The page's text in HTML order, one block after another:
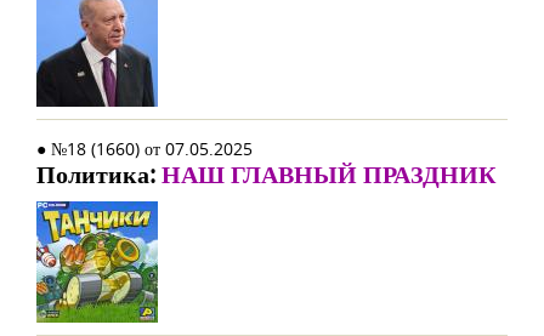
● №18 (1660) от 07.05.2025
Политика:НАШ ГЛАВНЫЙ ПРАЗДНИК